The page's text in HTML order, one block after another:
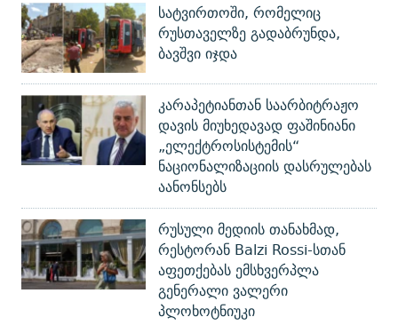
სატვირთოში, რომელიც
რუსთაველზე გადაბრუნდა,
ბავშვი იჯდა
კარაპეტიანთან საარბიტრაჟო
დავის მიუხედავად ფაშინიანი
„ელექტროსისტემის“
ნაციონალიზაციის დასრულებას
აანონსებს
რუსული მედიის თანახმად,
რესტორან Balzi Rossi-სთან
აფეთქებას ემსხვერპლა
გენერალი ვალერი
პლოხოტნიუკი